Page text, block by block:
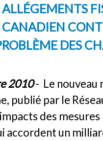
DES
2010- Le nouveau
publié par le
des mesures
accordent un